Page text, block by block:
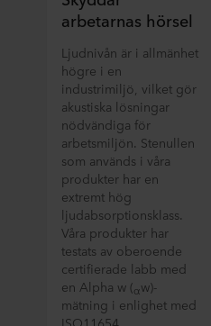
arbetarnas hörsel
Ljudnivån är i allmänhet
högre i en
industrimiljö, vilket gör
akustiska lösningar
nödvändiga för
arbetsmiljön. Stenullen
som används i våra
produkter har en
extremt hög
ljudabsorptionsklass.
Våra produkter har
testats av oberoende
certifierade labb med
en Alpha w (αw)-
mätning i enlighet med